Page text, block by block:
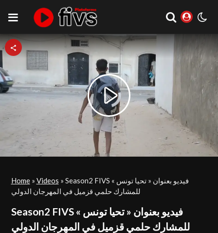
Video
Player
is
loading.
Play
Video
Home» Videos » Season2 FIVS فيديو بعنوان « تحيا تونس »
للمشارك حلمي قزميل في المهرجان الدولي
Season2 FIVS فيديو بعنوان « تحيا تونس »
للمشارك حلمي قزميل في المهرجان الدولي